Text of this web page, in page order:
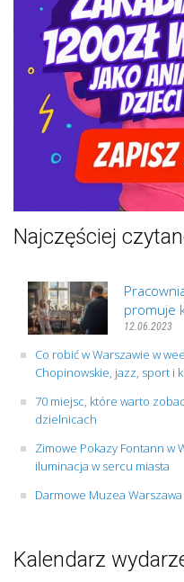
Najczęściej
promuje
12.06.2023
Co robić w Warszawie w
Chopinowskie, jazz, sport i
70 miejsc, które warto
dzielnicach
Zimowe Pokazy Fontann w
iluminacja w sercu miasta
Darmowe Muzea Warszawa
Kalendarz